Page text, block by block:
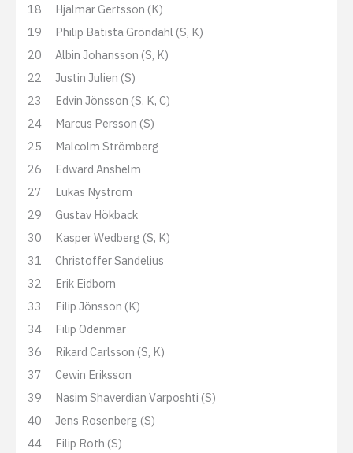
18
Hjalmar Gertsson (K)
19
Philip Batista Gröndahl (S, K)
20
Albin Johansson (S, K)
22
Justin Julien (S)
23
Edvin Jönsson (S, K, C)
24
Marcus Persson (S)
25
Malcolm Strömberg
26
Edward Anshelm
27
Lukas Nyström
29
Gustav Hökback
30
Kasper Wedberg (S, K)
31
Christoffer Sandelius
32
Erik Eidborn
33
Filip Jönsson (K)
34
Filip Odenmar
36
Rikard Carlsson (S, K)
37
Cewin Eriksson
39
Nasim Shaverdian Varposhti (S)
40
Jens Rosenberg (S)
44
Filip Roth (S)